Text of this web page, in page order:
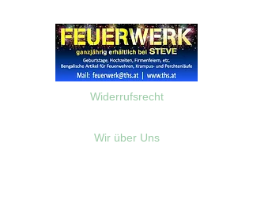
Widerrufsrecht
Wir über Uns